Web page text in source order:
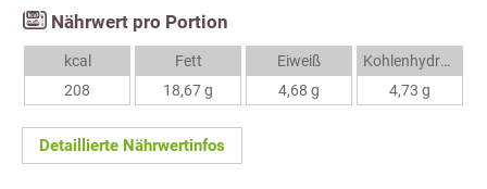
Nährwert pro Portion
kcal
208
Fett
18,67 g
Eiweiß
4,68 g
Kohlenhydrate
4,73 g
Detaillierte Nährwertinfos